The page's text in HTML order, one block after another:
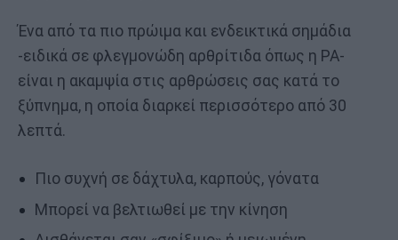
Ένα από τα πιο πρώιμα και ενδεικτικά σημάδια
-ειδικά σε φλεγμονώδη αρθρίτιδα όπως η ΡΑ-
είναι η ακαμψία στις αρθρώσεις σας κατά το
ξύπνημα, η οποία διαρκεί περισσότερο από 30
λεπτά.
Πιο συχνή σε δάχτυλα, καρπούς, γόνατα
Μπορεί να βελτιωθεί με την κίνηση